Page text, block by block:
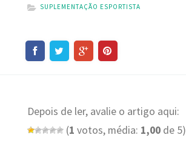
SUPLEMENTAÇÃO ESPORTISTA
Depois de ler, avalie o artigo aqui:
(1 votos, média: 1,00de 5)